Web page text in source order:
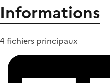
Informations
4 fichiers principaux